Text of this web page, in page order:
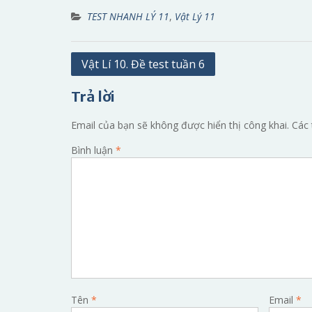
TEST NHANH LÝ 11, Vật Lý 11
Điều
bài
viết
Vật Lí 10. Đề test tuần 6
Trả lời
Email của bạn sẽ không được hiển thị công khai.
Bình luận *
Tên * Email *